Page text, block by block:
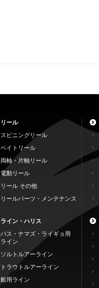
リール
スピニングリール
ベイトリール
両軸・片軸リール
電動リール
リール その他
リールパーツ・メンテナンス
ライン・ハリス
バス・ナマズ・ライギョ用
ライン
ソルトルアーライン
トラウトルアーライン
船用ライン